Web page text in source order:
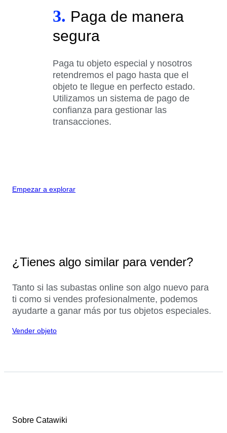
3. Paga de manera
segura
Paga tu objeto especial y nosotros
retendremos el pago hasta que el
objeto te llegue en perfecto estado.
Utilizamos un sistema de pago de
confianza para gestionar las
transacciones.
Empezar a explorar
¿Tienes algo similar para vender?
Tanto si las subastas online son algo nuevo para
ti como si vendes profesionalmente, podemos
ayudarte a ganar más por tus objetos especiales.
Vender objeto
Sobre Catawiki